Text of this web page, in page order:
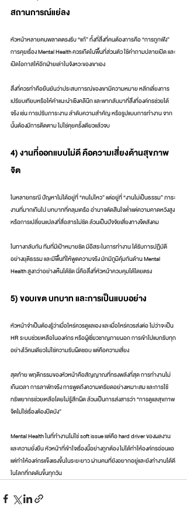
สถานการณ์แย่ลง
หัวหน้าหลายคนพลาดตรงรีบ “แก้” ทั้งที่สิ่งที่คนต้องการคือ “การถูกฟัง”
การคุยเรื่อง Mental Health ควรเกิดในพื้นที่ส่วนตัว ใช้คำถามปลายเปิด และ
เปิดโอกาสให้อีกฝ่ายเล่าในจังหวะของเขาเอง
สิ่งที่ควรทำคือยืนยันว่าประสบการณ์ของเขามีความหมาย หลีกเลี่ยงการ
เปรียบเทียบหรือให้คำแนะนำเชิงคลินิก และพากลับมาที่สิ่งที่องค์กรช่วยได้
จริง เช่น การปรับภาระงาน ลำดับความสำคัญ หรือรูปแบบการทำงาน จาก
นั้นต้องมีการติดตาม ไม่ใช่คุยครั้งเดียวแล้วจบ
4) งานที่ออกแบบไม่ดี คือความเสี่ยงด้านสุขภาพ
จิต
ในหลายกรณี ปัญหาไม่ได้อยู่ที่ “คนไม่ไหว” แต่อยู่ที่ “งานไม่เป็นธรรม” ภาระ
งานที่มากเกินไป บทบาทที่คลุมเครือ อำนาจตัดสินใจต่ำแต่ความคาดหวังสูง
หรือการเปลี่ยนแปลงที่สื่อสารไม่ชัด ล้วนเป็นปัจจัยเสี่ยงทางจิตสังคม
ในทางกลับกัน ทีมที่มีเป้าหมายชัด มีอิสระในการทำงาน ได้รับการปฏิบัติ
อย่างยุติธรรม และมีพื้นที่ให้พูดความจริง มักมีภูมิคุ้มกันด้าน Mental
Health สูงกว่าอย่างเห็นได้ชัด นี่คือสิ่งที่หัวหน้าควบคุมได้โดยตรง
5) ขอบเขต บทบาท และการเป็นแบบอย่าง
หัวหน้าจำเป็นต้องรู้ว่าเมื่อไหร่ควรดูแลเอง และเมื่อไหร่ควรส่งต่อ ไม่ว่าจะเป็น
HR ระบบช่วยเหลือในองค์กร หรือผู้เชี่ยวชาญภายนอก การเข้าไปแบกรับทุก
อย่างไว้คนเดียวไม่ใช่ความรับผิดชอบ แต่คือความเสี่ยง
สุดท้าย พฤติกรรมของหัวหน้าคือสัญญาณที่ทรงพลังที่สุด การทำงานไม่
เกินเวลา การลาพักจริง การพูดถึงความเครียดอย่างเหมาะสม และการใช้
ทรัพยากรช่วยเหลือโดยไม่รู้สึกผิด ล้วนเป็นการส่งสารว่า “การดูแลสุขภาพ
จิตไม่ใช่เรื่องต้องปิดบัง”
Mental Health ในที่ทำงานไม่ใช่ soft issue แต่คือ hard driver ของผลงาน
และความยั่งยืน หัวหน้าที่เข้าใจเรื่องนี้อย่างถูกต้อง ไม่ได้ทำให้องค์กรอ่อนแอ
แต่ทำให้องค์กรแข็งแรงขึ้นในระยะยาว ผ่านคนที่ยังอยากอยู่และยังทำงานได้ดี
ในโลกที่กดดันขึ้นทุกวัน